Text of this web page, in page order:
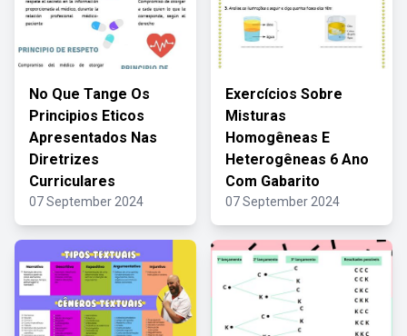
No Que Tange Os
Principios Eticos
Apresentados Nas
Diretrizes
Curriculares
07 September 2024
Exercícios Sobre
Misturas
Homogêneas E
Heterogêneas 6 Ano
Com Gabarito
07 September 2024